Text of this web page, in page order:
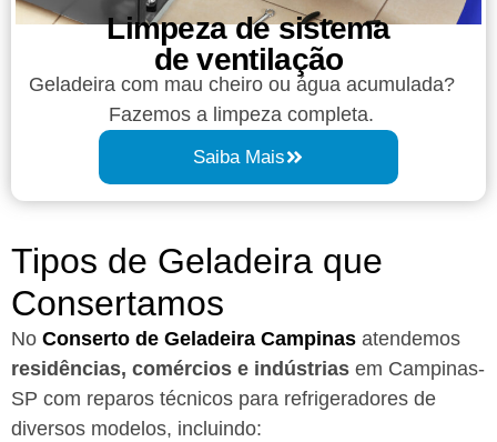
Limpeza de sistema
de ventilação
Geladeira com mau cheiro ou água acumulada?
Fazemos a limpeza completa.
Saiba Mais
Tipos de Geladeira que
Consertamos
No Conserto de Geladeira Campinas atendemos
residências, comércios e indústrias em Campinas-
SP com reparos técnicos para refrigeradores de
diversos modelos, incluindo: